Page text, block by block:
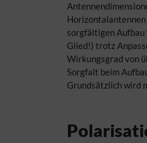
Horizontalantennen
sorgfältigen Aufbau
Glied!) trotz
Wirkungsgrad von
Sorgfalt beim
Grundsätzlich wird